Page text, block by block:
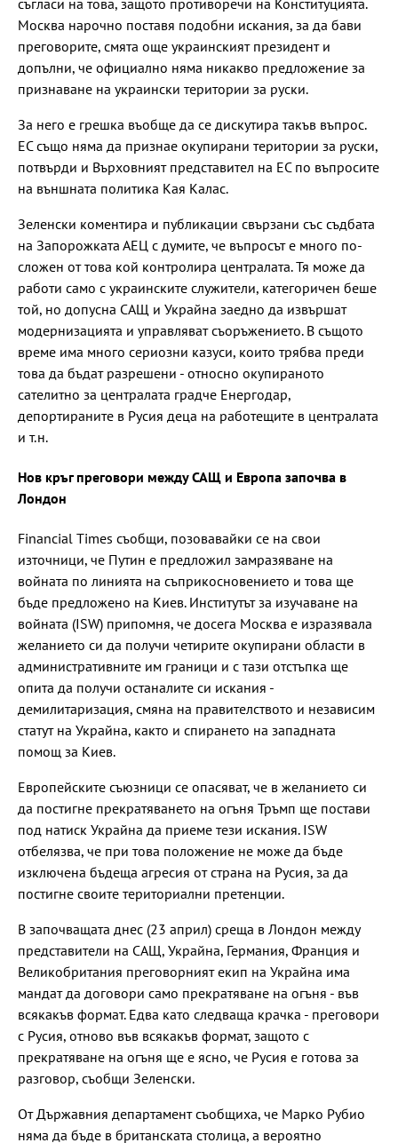
Москва нарочно поставя подобни искания, за да бави
преговорите, смята още украинският президент и
допълни, че официално няма никакво предложение за
признаване на украински територии за руски.
За него е грешка въобще да се дискутира такъв въпрос.
ЕС също няма да признае окупирани територии за руски,
потвърди и Върховният представител на ЕС по въпросите
на външната политика Кая Калас.
Зеленски коментира и публикации свързани със съдбата
на Запорожката АЕЦ с думите, че въпросът е много по-
сложен от това кой контролира централата. Тя може да
работи само с украинските служители, категоричен беше
той, но допусна САЩ и Украйна заедно да извършат
модернизацията и управляват съоръжението. В същото
време има много сериозни казуси, които трябва преди
това да бъдат разрешени - относно окупираното
сателитно за централата градче Енергодар,
депортираните в Русия деца на работещите в централата
и т.н.
Нов кръг преговори между САЩ и Европа започва в
Лондон
Financial Times съобщи, позовавайки се на свои
източници, че Путин е предложил замразяване на
войната по линията на съприкосновението и това ще
бъде предложено на Киев. Институтът за изучаване на
войната (ISW) припомня, че досега Москва е изразявала
желанието си да получи четирите окупирани области в
административните им граници и с тази отстъпка ще
опита да получи останалите си искания -
демилитаризация, смяна на правителството и независим
статут на Украйна, както и спирането на западната
помощ за Киев.
Европейските съюзници се опасяват, че в желанието си
да постигне прекратяването на огъня Тръмп ще постави
под натиск Украйна да приеме тези искания. ISW
отбелязва, че при това положение не може да бъде
изключена бъдеща агресия от страна на Русия, за да
постигне своите териториални претенции.
В започващата днес (23 април) среща в Лондон между
представители на САЩ, Украйна, Германия, Франция и
Великобритания преговорният екип на Украйна има
мандат да договори само прекратяване на огъня - във
всякакъв формат. Едва като следваща крачка - преговори
с Русия, отново във всякакъв формат, защото с
прекратяване на огъня ще е ясно, че Русия е готова за
разговор, съобщи Зеленски.
От Държавния департамент съобщиха, че Марко Рубио
няма да бъде в британската столица, а вероятно